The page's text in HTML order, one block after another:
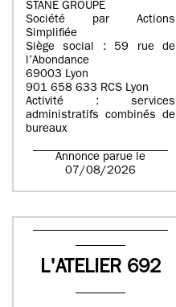
STANE GROUPE
Société par Actions
Simplifiée
Siège social : 59 rue de
l’Abondance
69003 Lyon
901 658 633 RCS Lyon
Activité : services
administratifs combinés de
bureaux
Annonce parue le
07/08/2026
L'ATELIER 692